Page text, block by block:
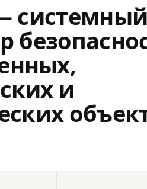
системный
и